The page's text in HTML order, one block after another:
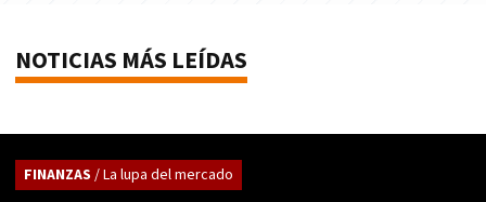
NOTICIAS MÁS LEÍDAS
FINANZAS / La lupa del mercado